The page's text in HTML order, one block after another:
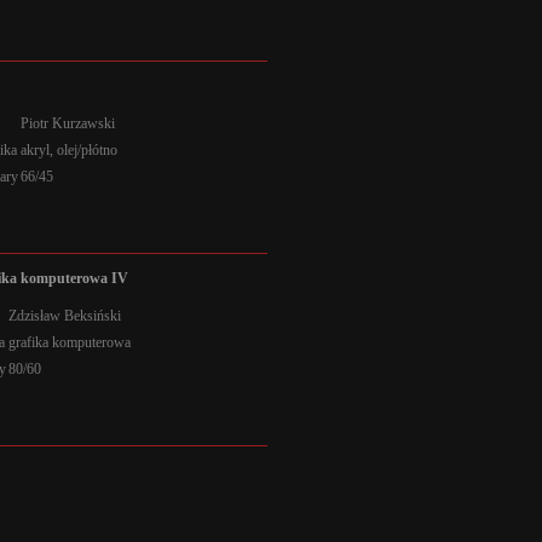
Piotr Kurzawski
akryl, olej/płótno
66/45
komputerowa IV
Zdzisław Beksiński
grafika komputerowa
80/60